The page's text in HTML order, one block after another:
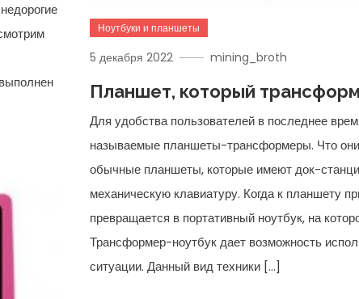
Ноутбуки и планшеты
5 декабря 2022 mining_broth
Планшет, который
Для удобства пользователей в последнее
называемые планшеты-трансформеры. Что
обычные планшеты, которые имеют док-
механическую клавиатуру. Когда к планшету
превращается в портативный ноутбук, на
Трансформер-ноутбук дает возможность
ситуации. Данный вид техники […]